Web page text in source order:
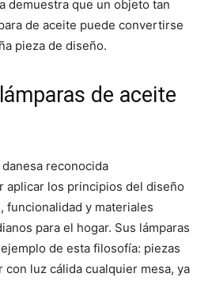
n n n
demuestra que un objeto tan
de aceite puede convertirse
pieza de diseño.
de aceite
reconocida
aplicar los principios del diseño
funcionalidad y materiales
para el hogar. Sus lámparas
de esta filosofía: piezas
con luz cálida cualquier mesa, ya